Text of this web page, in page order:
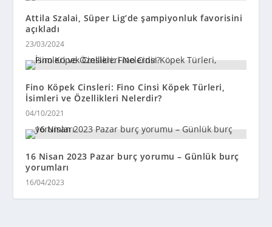
Attila Szalai, Süper Lig’de şampiyonluk favorisini
açıkladı
23/03/2024
Fino Köpek Cinsleri: Fino Cinsi Köpek Türleri,
İsimleri ve Özellikleri Nelerdir?
04/10/2021
16 Nisan 2023 Pazar burç yorumu – Günlük burç
yorumları
16/04/2023